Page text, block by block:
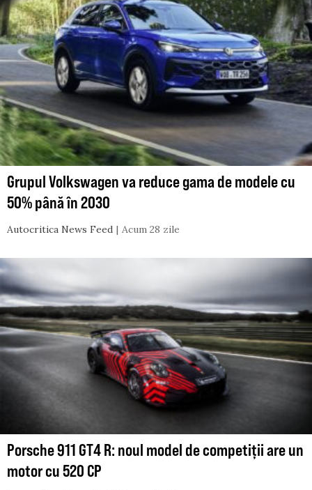
Grupul Volkswagen va reduce gama de modele cu
50% până în 2030
Autocritica News Feed Acum 28 zile
Porsche 911 GT4 R: noul model de competiții are un
motor cu 520 CP